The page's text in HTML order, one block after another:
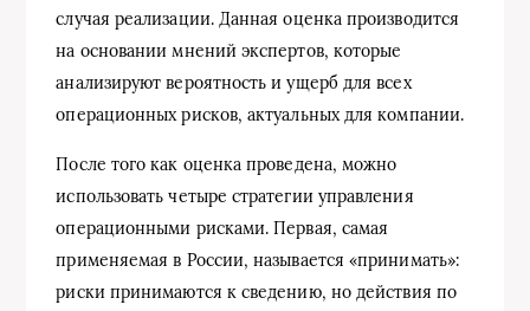
случая реализации. Данная оценка производится
на основании мнений экспертов, которые
анализируют вероятность и ущерб для всех
операционных рисков, актуальных для компании.
После того как оценка проведена, можно
использовать четыре стратегии управления
операционными рисками. Первая, самая
применяемая в России, называется «принимать»:
риски принимаются к сведению, но действия по